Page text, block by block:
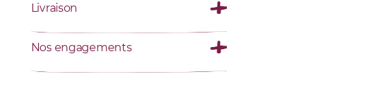
Livraison
Nos engagements